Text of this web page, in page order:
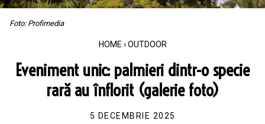
Foto: Profimedia
HOME › OUTDOOR
Eveniment unic: palmieri dintr-o specie
rară au înflorit (galerie foto)
5 DECEMBRIE 2025